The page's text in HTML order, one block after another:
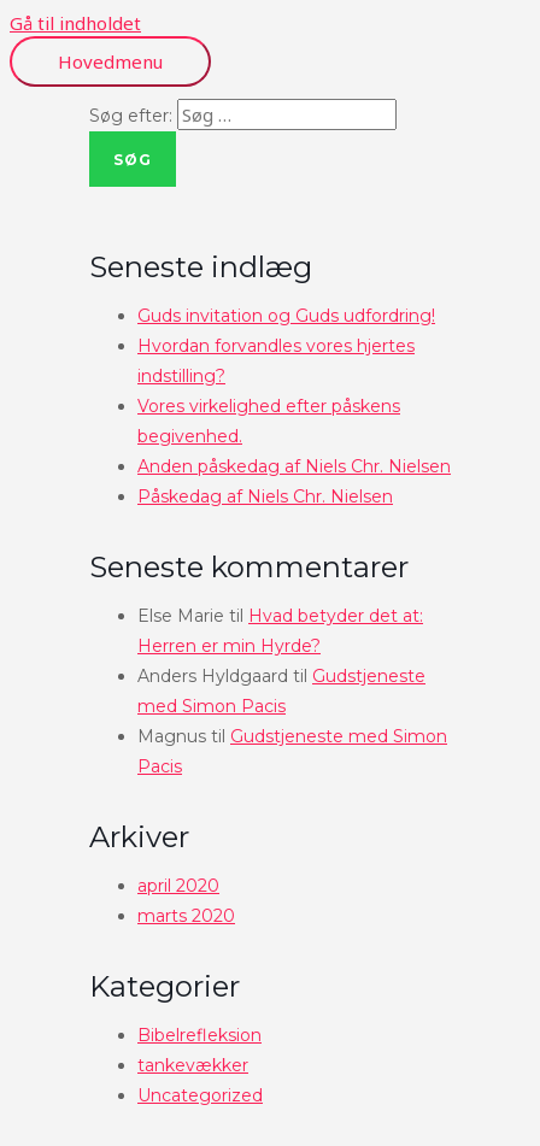
Gå til indholdet
Hovedmenu
Søg efter:
Seneste indlæg
Guds invitation og Guds udfordring!
Hvordan forvandles vores hjertes
indstilling?
Vores virkelighed efter påskens
begivenhed.
Anden påskedag af Niels Chr. Nielsen
Påskedag af Niels Chr. Nielsen
Seneste kommentarer
Else Marie til Hvad betyder det at:
Herren er min Hyrde?
Anders Hyldgaard til Gudstjeneste
med Simon Pacis
Magnus til Gudstjeneste med Simon
Pacis
Arkiver
april 2020
marts 2020
Kategorier
Bibelrefleksion
tankevækker
Uncategorized